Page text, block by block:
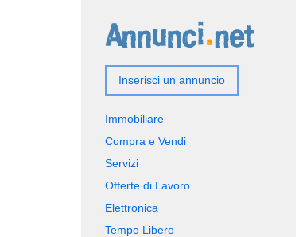
Inserisci un annuncio
Immobiliare
Compra e Vendi
Servizi
Offerte di Lavoro
Elettronica
Tempo Libero